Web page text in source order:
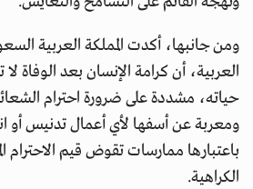
ومن جانبها، أكدت المملكة العربية
العربية، أن كرامة الإنسان بعد الوفاة
حياته، مشددة على ضرورة احترام الشعائر
ومعربة عن أسفها لأي أعمال تدنيس أو
باعتبارها ممارسات تقوض قيم الاحترام
الكراهية.